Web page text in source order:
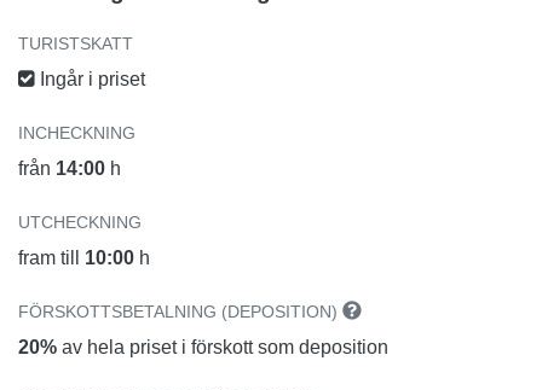
TURISTSKATT
Ingår i priset
INCHECKNING
från 14:00 h
UTCHECKNING
fram till 10:00 h
FÖRSKOTTSBETALNING (DEPOSITION)
20% av hela priset i förskott som deposition